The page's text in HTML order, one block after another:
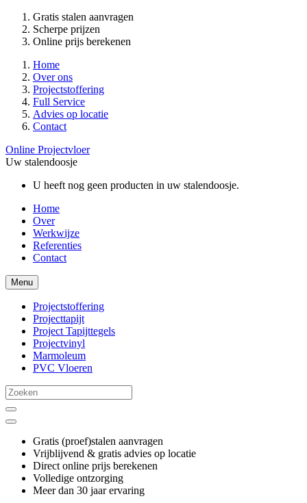
Gratis stalen aanvragen
Scherpe prijzen
Online prijs berekenen
Home
Over ons
Projectstoffering
Full Service
Advies op locatie
Contact
Online Projectvloer
Uw stalendoosje
U heeft nog geen producten in uw stalendoosje.
Home
Over
Werkwijze
Referenties
Contact
Menu
Projectstoffering
Projecttapijt
Project Tapijttegels
Projectvinyl
Marmoleum
PVC Vloeren
Gratis (proef)stalen aanvragen
Vrijblijvend & gratis advies op locatie
Direct online prijs berekenen
Volledige ontzorging
Meer dan 30 jaar ervaring